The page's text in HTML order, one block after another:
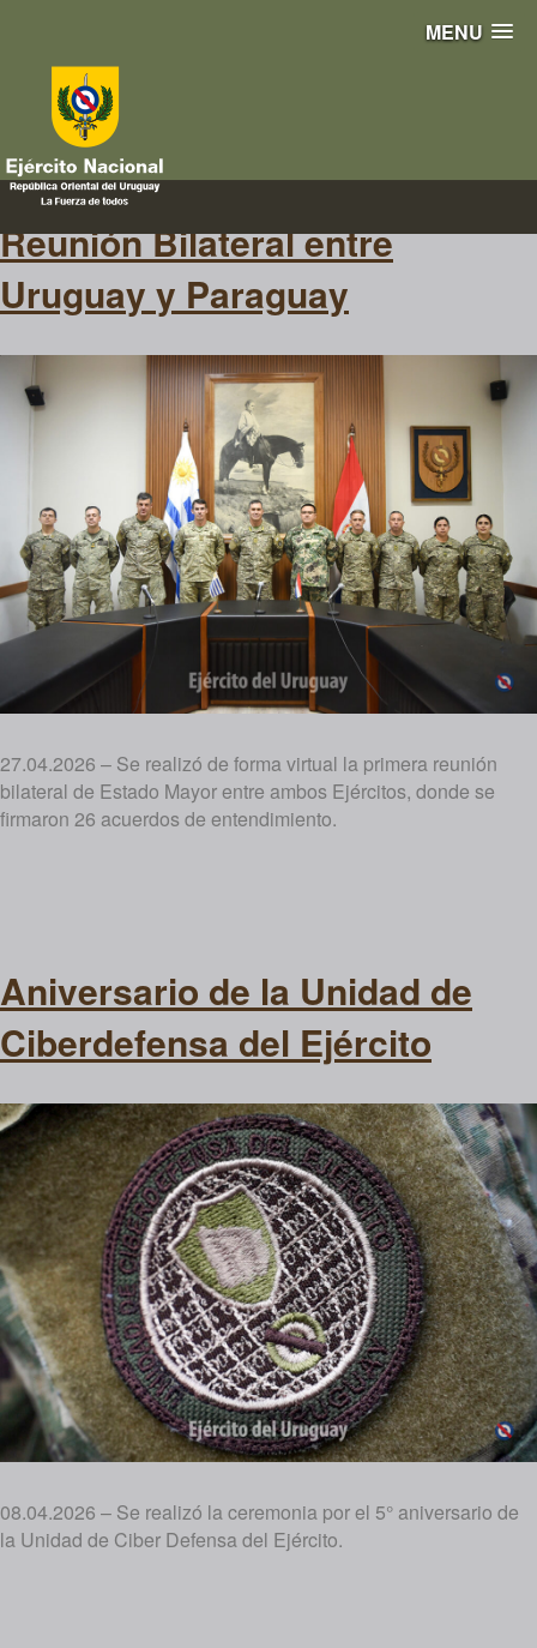
MENU
ciberdefensa
Reunión Bilateral entre
Uruguay y Paraguay
27.04.2026 – Se realizó de forma virtual la primera reunión
bilateral de Estado Mayor entre ambos Ejércitos, donde se
firmaron 26 acuerdos de entendimiento.
Aniversario de la Unidad de
Ciberdefensa del Ejército
08.04.2026 – Se realizó la ceremonia por el 5° aniversario de
la Unidad de Ciber Defensa del Ejército.